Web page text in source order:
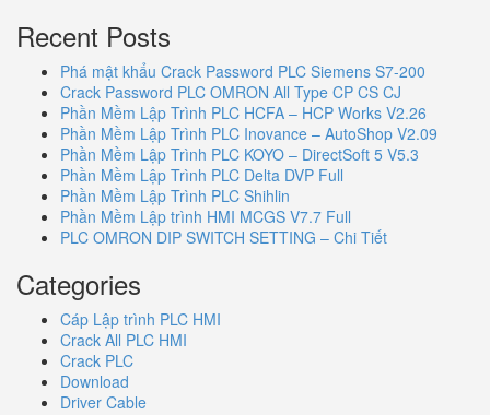
Recent Posts
Phá mật khẩu Crack Password PLC Siemens S7-200
Crack Password PLC OMRON All Type CP CS CJ
Phần Mềm Lập Trình PLC HCFA – HCP Works V2.26
Phần Mềm Lập Trình PLC Inovance – AutoShop V2.09
Phần Mềm Lập Trình PLC KOYO – DirectSoft 5 V5.3
Phần Mềm Lập Trình PLC Delta DVP Full
Phần Mềm Lập Trình PLC Shihlin
Phần Mềm Lập trình HMI MCGS V7.7 Full
PLC OMRON DIP SWITCH SETTING – Chi Tiết
Categories
Cáp Lập trình PLC HMI
Crack All PLC HMI
Crack PLC
Download
Driver Cable